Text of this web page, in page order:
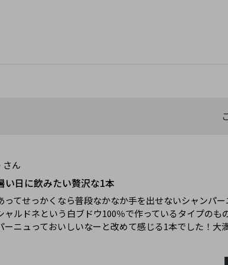
さん
い日に飲みたい贅沢な1本
ってせっかくなら普段なかなか手を出せないシャンパー
ャルドネという白ブドウ100％で作っているタイプの
ーニュっておいしいなーと改めて感じる1本でした！大